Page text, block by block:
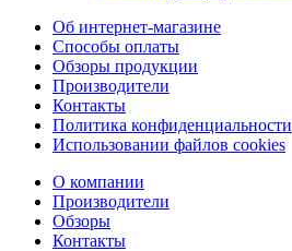
Об интернет-магазине
Способы оплаты
Обзоры продукции
Производители
Контакты
Политика конфиденциальности
Использовании файлов cookies
О компании
Производители
Обзоры
Контакты